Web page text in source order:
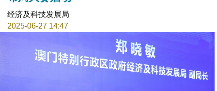
经济及科技发展局
2025-06-27 14:47